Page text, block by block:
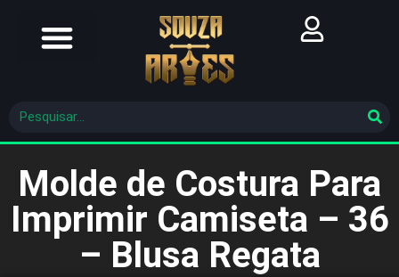
Molde de Costura Para
Imprimir Camiseta – 36
– Blusa Regata